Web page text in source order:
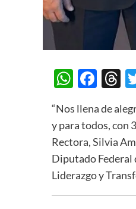
“Nos llena de
y para todos, con
Rectora, Silvia
Diputado Federal
Liderazgo y